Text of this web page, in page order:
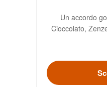
Un accordo
Cioccolato,